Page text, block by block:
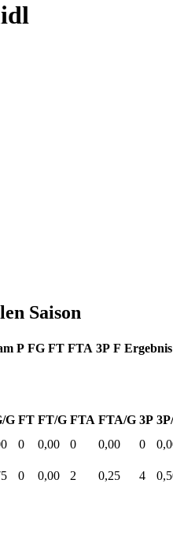
Saison
P FG FT FTA 3P F Ergebnis
G FT FT/G FTA FTA/G 3P
0 0,00 0 0,00 0
0 0,00 2 0,25 4